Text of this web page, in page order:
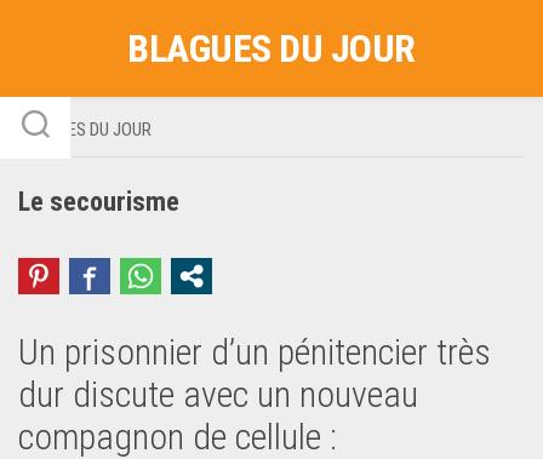
BLAGUES DU JOUR
BLAGUES DU JOUR
Le secourisme
Un prisonnier d’un pénitencier très
dur discute avec un nouveau
compagnon de cellule :